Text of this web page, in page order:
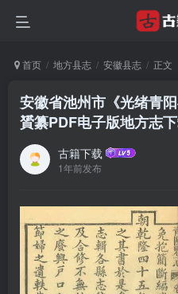
首页 地方县志 安徽县志 正文
安徽省池州市《光绪青
贇纂PDF电子版地方志
古籍下载
1年前发布